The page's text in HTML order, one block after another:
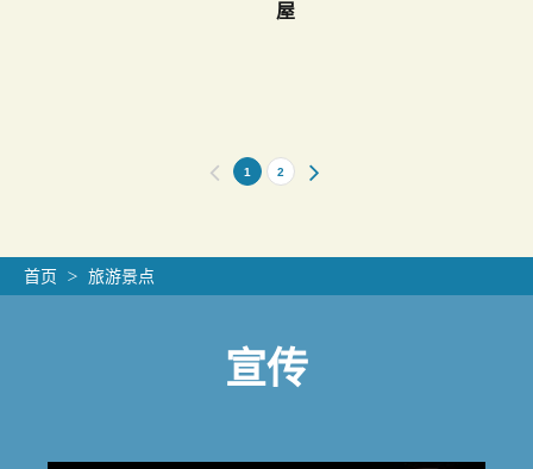
屋
1 2
首页 旅游景点
宣传